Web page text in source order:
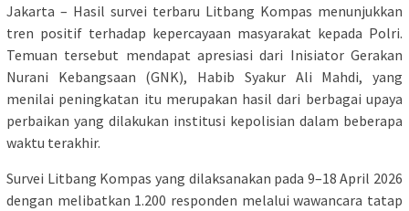
Jakarta – Hasil survei terbaru Litbang Kompas menunjukkan
tren positif terhadap kepercayaan masyarakat kepada Polri.
Temuan tersebut mendapat apresiasi dari Inisiator Gerakan
Nurani Kebangsaan (GNK), Habib Syakur Ali Mahdi, yang
menilai peningkatan itu merupakan hasil dari berbagai upaya
perbaikan yang dilakukan institusi kepolisian dalam beberapa
waktu terakhir.
Survei Litbang Kompas yang dilaksanakan pada 9–18 April 2026
dengan melibatkan 1.200 responden melalui wawancara tatap